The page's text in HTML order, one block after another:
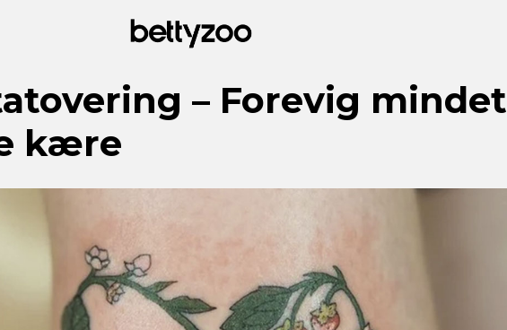
– Forevig mindet
kære